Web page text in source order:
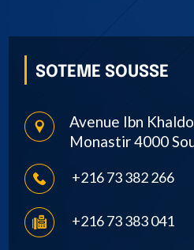
SOTEME SOUSSE
Avenue Ibn
Monastir 4000
+216 73 382 266
+216 73 383 041